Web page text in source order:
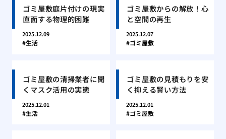
ゴミ屋敷庭片付けの現実
直面する物理的困難
2025.12.09
生活
ゴミ屋敷からの解放！心
と空間の再生
2025.12.07
ゴミ屋敷
ゴミ屋敷の清掃業者に聞
くマスク活用の実態
2025.12.01
生活
ゴミ屋敷の見積もりを安
く抑える賢い方法
2025.12.01
ゴミ屋敷